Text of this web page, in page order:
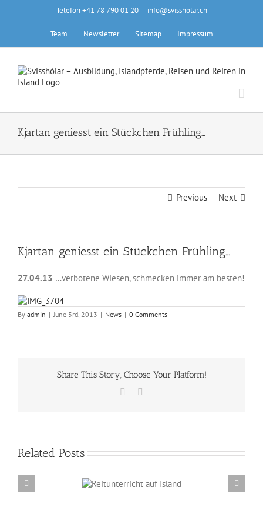
Telefon +41 78 790 01 20 | info@svissholar.ch
Team Newsletter Sitemap Impressum
Kjartan geniesst ein Stückchen Frühling…
Previous Next
Kjartan geniesst ein Stückchen Frühling…
27.04.13 …verbotene Wiesen, schmecken immer am besten!
By admin | June 3rd, 2013 | News | 0 Comments
Share This Story, Choose Your Platform!
Facebook
Related Posts
auf
Erzählabende mit Eve Barmettler und Ewald